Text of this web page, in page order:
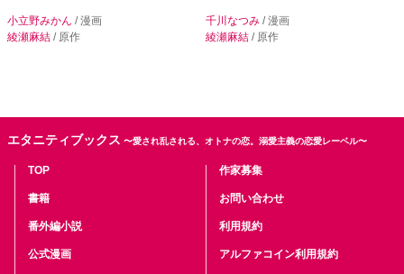
小立野みかん / 漫画
綾瀬麻結 / 原作
千川なつみ / 漫画
綾瀬麻結 / 原作
エタニティブックス 〜愛され乱される、オトナの恋。溺愛主義の恋愛レーベル〜
TOP
書籍
番外編小説
公式漫画
作家募集
お問い合わせ
利用規約
アルファコイン利用規約